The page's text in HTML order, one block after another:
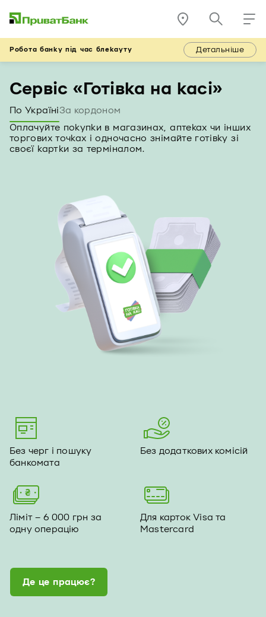
Робота банку під час блекауту Детальніше
Сервіс «Готівка на касі»
По УкраїніЗа кордоном
Оплачуйте покупки в магазинах, аптеках чи інших
торгових точках і одночасно знімайте готівку зі
своєї картки за терміналом.
Без черг і пошуку
банкомата
Без додаткових комісій
Ліміт – 6 000 грн за
одну операцію
Для карток Visa та
Mastercard
Де це працює?